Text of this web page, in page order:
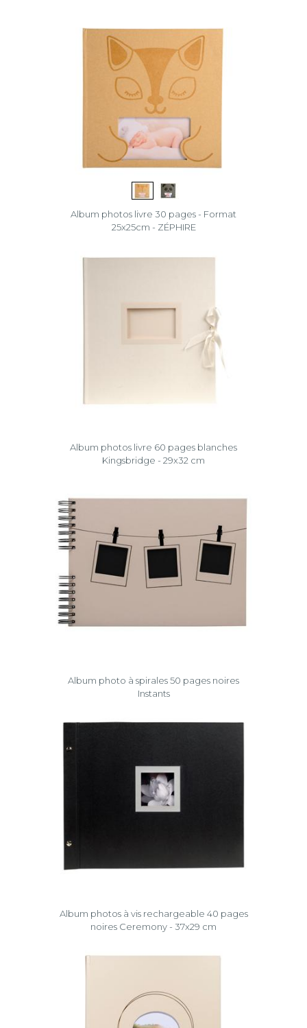
Album photos livre 30 pages - Format
25x25cm - ZÉPHIRE
Album photos livre 60 pages blanches
Kingsbridge - 29x32 cm
Album photo à spirales 50 pages noires
Instants
Album photos à vis rechargeable 40 pages
noires Ceremony - 37x29 cm